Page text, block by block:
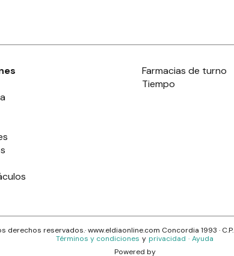
Farmacias de turno
Tiempo
derechos reservados.· www.eldiaonline.com Concordia 1993 · C.P.
Términos y condiciones y privacidad · Ayuda
Powered by